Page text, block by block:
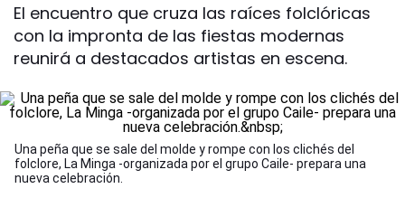
El encuentro que cruza las raíces folclóricas
con la impronta de las fiestas modernas
reunirá a destacados artistas en escena.
Una peña que se sale del molde y rompe con los clichés del
folclore, La Minga -organizada por el grupo Caile- prepara una
nueva celebración.